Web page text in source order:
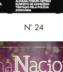
Nº 24